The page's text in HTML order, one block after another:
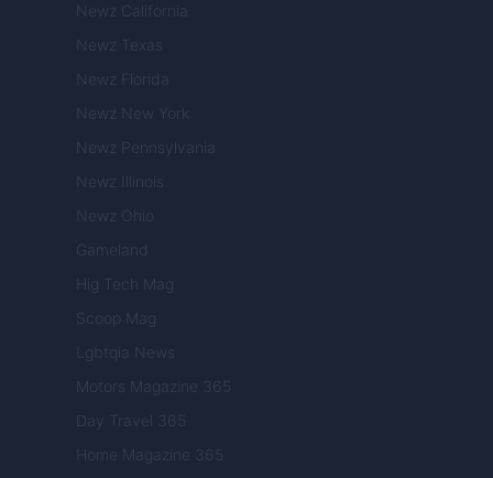
Newz California
Newz Texas
Newz Florida
Newz New York
Newz Pennsylvania
Newz Illinois
Newz Ohio
Gameland
Hig Tech Mag
Scoop Mag
Lgbtqia News
Motors Magazine 365
Day Travel 365
Home Magazine 365